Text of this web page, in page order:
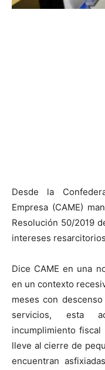
Desde la
Empresa (CAME)
Resolución 50/2019
intereses
Dice CAME en una
en un contexto
meses con
servicios, esta
incumplimiento
lleve al cierre de
encuentran